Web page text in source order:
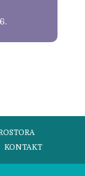
KONTAKT